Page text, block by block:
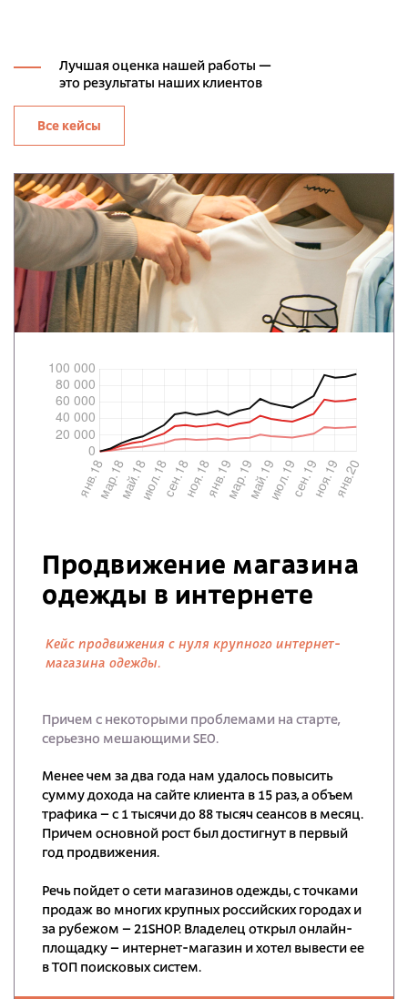
Лучшая оценка нашей работы —
это результаты наших клиентов
Все кейсы
Продвижение магазина
одежды в интернете
Кейс продвижения с нуля крупного интернет-
магазина одежды.
Причем с некоторыми проблемами на старте,
серьезно мешающими SEO.
Менее чем за два года нам удалось повысить
сумму дохода на сайте клиента в 15 раз, а объем
трафика – с 1 тысячи до 88 тысяч сеансов в месяц.
Причем основной рост был достигнут в первый
год продвижения.
Речь пойдет о сети магазинов одежды, с точками
продаж во многих крупных российских городах и
за рубежом – 21SHOP. Владелец открыл онлайн-
площадку – интернет-магазин и хотел вывести ее
в ТОП поисковых систем.